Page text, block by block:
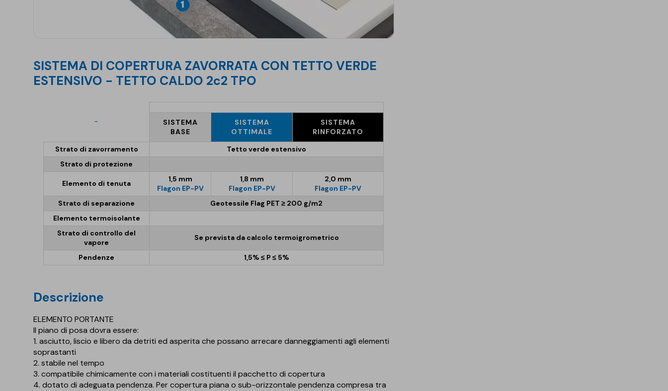
SISTEMA DI COPERTURA ZAVORRATA CON TETTO VERDE
ESTENSIVO - TETTO CALDO 2c2 TPO
-
SISTEMA
BASE
SISTEMA
OTTIMALE
SISTEMA
RINFORZATO
Strato di zavorramento
Tetto verde estensivo
Strato di protezione
Elemento di tenuta
1,5 mm
Flagon EP-PV
1,8 mm
Flagon EP-PV
2,0 mm
Flagon EP-PV
Strato di separazione
Geotessile Flag PET ≥ 200 g/m2
Elemento termoisolante
Strato di controllo del
vapore
Se prevista da calcolo termoigrometrico
Pendenze 1,5% ≤ P ≤ 5%
descrizione
ELEMENTO PORTANTE
Il piano di posa dovra essere:
1. asciutto, liscio e libero da detriti ed asperita che possano arrecare danneggiamenti agli elementi
soprastanti
2. stabile nel tempo
3. compatibile chimicamente con i materiali costituenti il pacchetto di copertura
4. dotato di adeguata pendenza. Per copertura piana o sub-orizzontale pendenza compresa tra